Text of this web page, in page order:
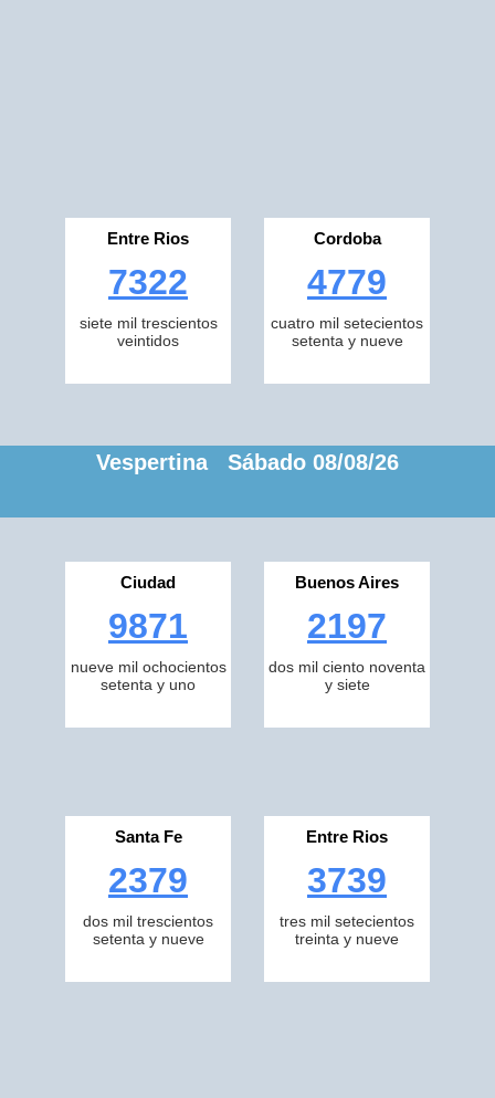
Entre Rios
7322
siete mil trescientos
veintidos
Cordoba
4779
cuatro mil setecientos
setenta y nueve
Vespertina Sábado 08/08/26
Ciudad
9871
nueve mil ochocientos
setenta y uno
Buenos Aires
2197
dos mil ciento noventa
y siete
Santa Fe
2379
dos mil trescientos
setenta y nueve
Entre Rios
3739
tres mil setecientos
treinta y nueve